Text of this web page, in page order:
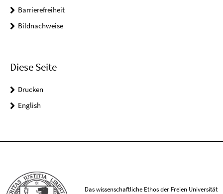
Barrierefreiheit
Bildnachweise
Diese Seite
Drucken
English
Das wissenschaftliche Ethos der Freien Universität